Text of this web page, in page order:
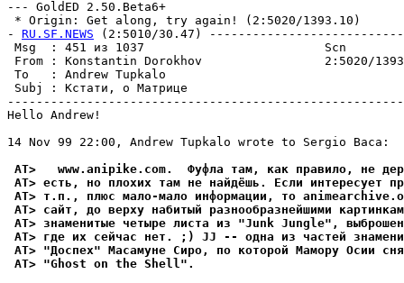
--- GoldED 2.50.Beta6+
* Origin: Get along, try again! (2:5020/1393.10)
- RU.SF.NEWS (2:5010/30.47)
Msg  : 451 из 1037
From : Konstantin Dorokhov                 2:5020/
To   : Andrew Tupkalo
Subj : Кстати, о
Hello Andrew!
14 Nov 99 22:00, Andrew Tupkalo wrote to Sergio Baca:
AT>   www.anipike.com.  Фуфла там, как правило, не
AT> есть, но плохих там не найдёшь. Если интересует
AT> т.п., плюс мало-мало информации, то
AT> сайт, до верху набитый разнообразнейшими
AT> знаменитые четыре листа из "Junk Jungle",
AT> где их сейчас нет. ;) JJ -- одна из частей
AT> "Доспех" Масамуне Сиро, по которой Мамору Осии
AT> "Ghost on the Shell".